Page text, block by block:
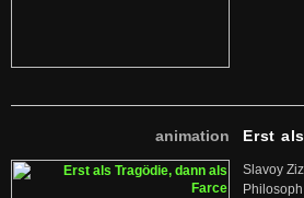
animation Erst
Slavoy